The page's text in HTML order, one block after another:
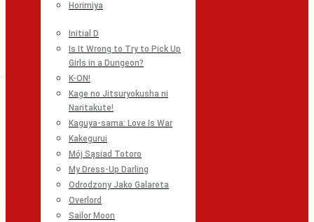
Horimiya
Initial D
Is It Wrong to Try to Pick Up
Girls in a Dungeon?
K-ON!
Kage no Jitsuryokusha ni
Naritakute!
Kaguya-sama: Love Is War
Kakegurui
Mój Sąsiad Totoro
My Dress-Up Darling
Odrodzony Jako Galareta
Overlord
Sailor Moon